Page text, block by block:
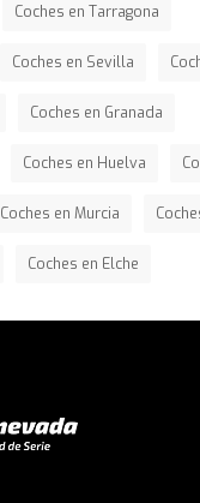
Coches en Tarragona
Coches en Sevilla
Coches en Granada
Coches en Huelva
Coches en Murcia
Coches en Elche